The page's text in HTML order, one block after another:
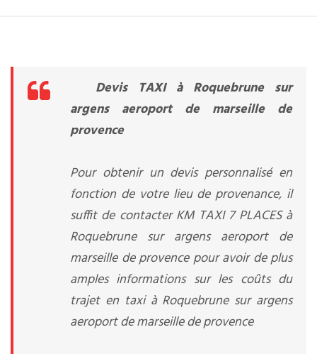
Devis TAXI à Roquebrune sur
argens aeroport de marseille de
provence
Pour obtenir un devis personnalisé en
fonction de votre lieu de provenance, il
suffit de contacter KM TAXI 7 PLACES à
Roquebrune sur argens aeroport de
marseille de provence pour avoir de plus
amples informations sur les coûts du
trajet en taxi à Roquebrune sur argens
aeroport de marseille de provence